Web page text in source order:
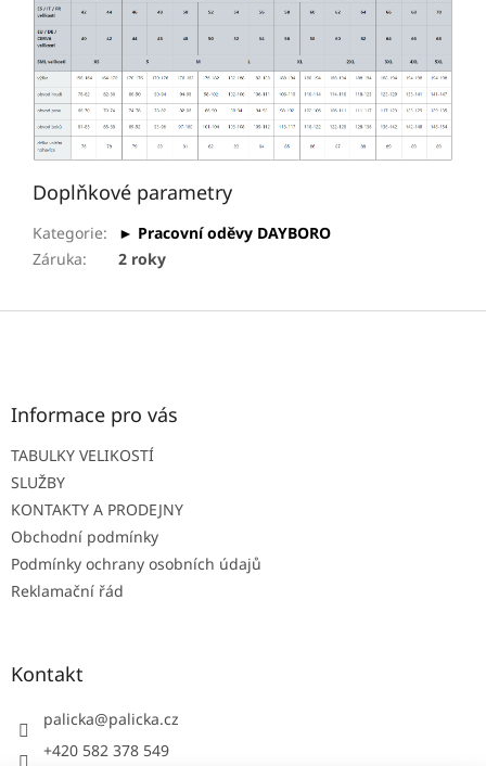
Doplňkové parametry
Kategorie:
► Pracovní oděvy DAYBORO
Záruka: 2 roky
Z
Informace pro vás
TABULKY VELIKOSTÍ
SLUŽBY
KONTAKTY A PRODEJNY
Obchodní podmínky
Podmínky ochrany osobních údajů
Reklamační řád
Kontakt
palicka@palicka.cz
+420 582 378 549